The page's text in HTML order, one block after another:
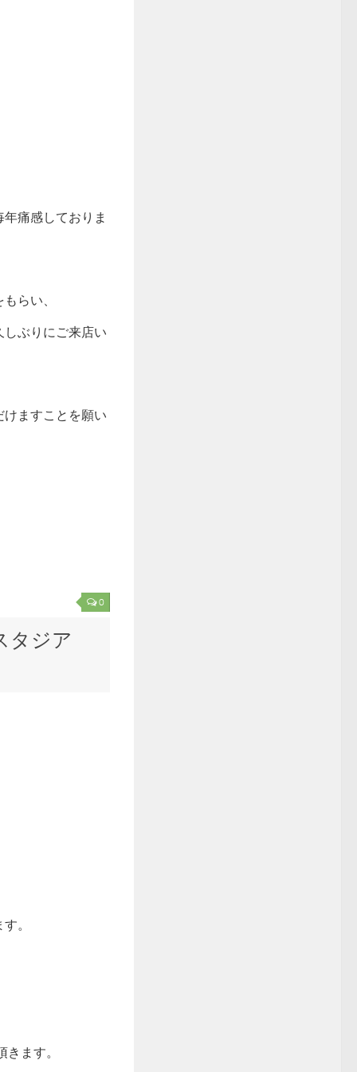
痛感しておりま
らい、
ぶりにご来店い
ますことを願い
0
タジア
。
ます。